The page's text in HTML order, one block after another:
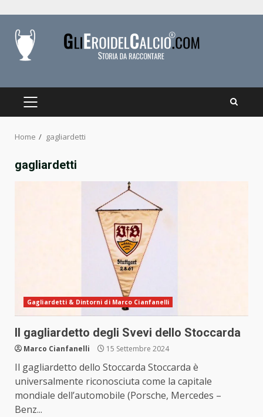
content
PRIMARY
Home gagliardetti
gagliardetti
Gagliardetti & Dintorni di Marco Cianfanelli
Il gagliardetto degli Svevi dello Stoccarda
Marco Cianfanelli 15 Settembre 2024
Il gagliardetto dello Stoccarda Stoccarda è
universalmente riconosciuta come la capitale
mondiale dell’automobile (Porsche, Mercedes –
Benz...